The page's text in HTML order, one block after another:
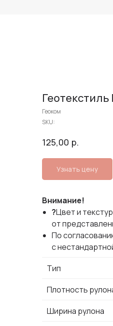
Геоком
SKU:
125,00 р.
Узнать цену
Внимание!
?Цвет и
от
По
с
Тип
Плотность
Ширина рулона